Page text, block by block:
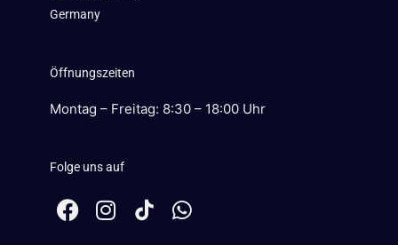
Germany
Öffnungszeiten
Montag – Freitag: 8:30 – 18:00 Uhr
Folge uns auf
F
a
I
n
W
h